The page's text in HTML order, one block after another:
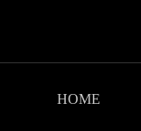
HOME